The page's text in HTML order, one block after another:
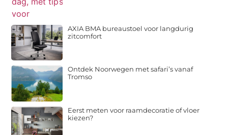
AXIA BMA bureaustoel voor langdurig
zitcomfort
Ontdek Noorwegen met safari’s vanaf
Tromso
Eerst meten voor raamdecoratie of vloer
kiezen?